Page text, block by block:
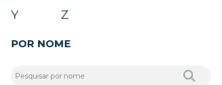
Y
Z
POR NOME